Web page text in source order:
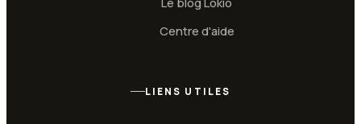
Centre d'aide
LIENS UTILES